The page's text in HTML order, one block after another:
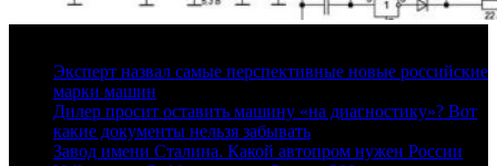
Эксперт назвал самые перспективные новые российские
марки машин
Дилер просит оставить машину «на диагностику»? Вот
какие документы нельзя забывать
Завод имени Сталина. Какой автопром нужен России